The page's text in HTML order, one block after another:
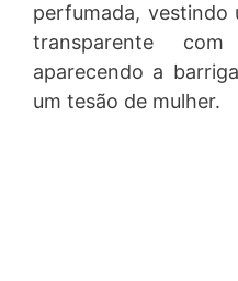
perfumada, vestindo
transparente
aparecendo a
um tesão de mulher.